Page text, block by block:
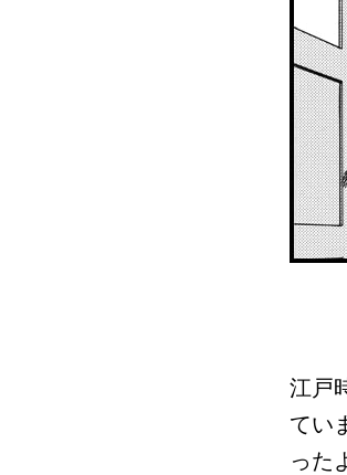
江戸
てい
った